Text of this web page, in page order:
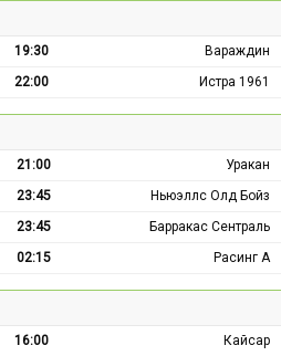
19:30
Вараждин
22:00 Истра 1961
21:00
Уракан
23:45
Ньюэллс Олд Бойз
23:45
Барракас Сентраль
02:15 Расинг А
16:00
Кайсар